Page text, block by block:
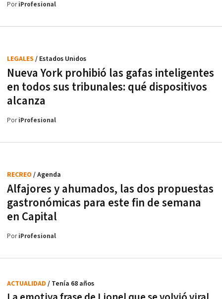
PoriProfesional
Nueva York prohibió las gafas inteligentes
en todos sus tribunales: qué dispositivos
alcanza
LEGALES / Estados Unidos
PoriProfesional
Alfajores y ahumados, las dos propuestas
gastronómicas para este fin de semana
en Capital
RECREO / Agenda
PoriProfesional
ACTUALIDAD / Tenía 68 años